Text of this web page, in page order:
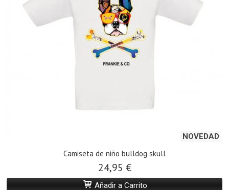
NOVEDAD
Camiseta de niño bulldog skull
24,95 €
Añadir a Carrito